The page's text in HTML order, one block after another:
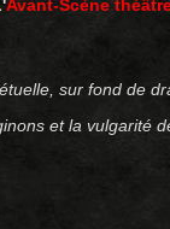
Avant-Scène
sur fond de
et la vulgarité